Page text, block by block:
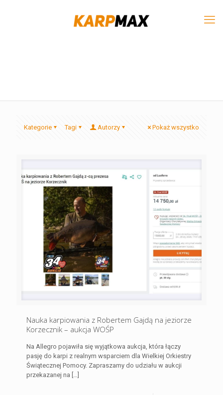
Kategorie Tagi Autorzy Pokaż wszystko
Nauka karpiowania z Robertem Gajdą na jeziorze
Korzecznik – aukcja WOŚP
Na Allegro pojawiła się wyjątkowa aukcja, która łączy
pasję do karpi z realnym wsparciem dla Wielkiej Orkiestry
Świątecznej Pomocy. Zapraszamy do udziału w aukcji
przekazanej na